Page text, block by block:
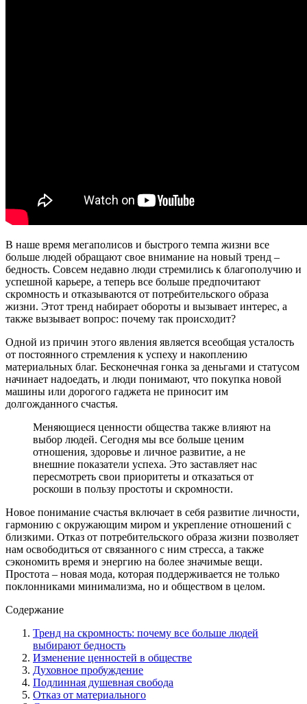
В наше время мегаполисов и быстрого темпа жизни все
больше людей обращают свое внимание на новый тренд –
бедность. Совсем недавно люди стремились к благополучию и
успешной карьере, а теперь все больше предпочитают
скромность и отказываются от потребительского образа
жизни. Этот тренд набирает обороты и вызывает интерес, а
также вызывает вопрос: почему так происходит?
Одной из причин этого явления является всеобщая усталость
от постоянного стремления к успеху и накоплению
материальных благ. Бесконечная гонка за деньгами и статусом
начинает надоедать, и люди понимают, что покупка новой
машины или дорогого гаджета не приносит им
долгожданного счастья.
Меняющиеся ценности общества также влияют на
выбор людей. Сегодня мы все больше ценим
отношения, здоровье и личное развитие, а не
внешние показатели успеха. Это заставляет нас
пересмотреть свои приоритеты и отказаться от
роскоши в пользу простоты и скромности.
Новое понимание счастья включает в себя развитие личности,
гармонию с окружающим миром и укрепление отношений с
близкими. Отказ от потребительского образа жизни позволяет
нам освободиться от связанного с ним стресса, а также
сэкономить время и энергию на более значимые вещи.
Простота – новая мода, которая поддерживается не только
поклонниками минимализма, но и обществом в целом.
Содержание
Тренд на скромность: почему все больше людей
выбирают бедность
Изменение ценностей в обществе
Духовное пробуждение
Подлинная душевная свобода
Отказ от материального